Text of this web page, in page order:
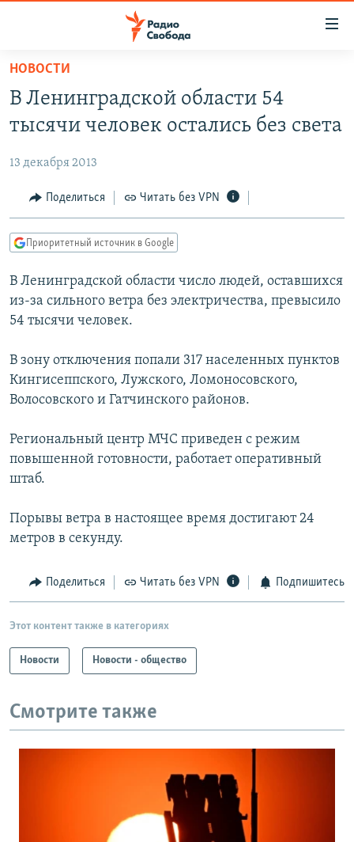
упрощенного
доступа
основному
Вернутся
главной
навигации
Вернутся
поиску
ЦИТАТЫ СВОБОДЫ
МНЕНИЯ
IDEL.РЕАЛИИ
КАВКАЗ.РЕАЛИИ
СЕВЕР.РЕАЛИИ
РАСПИСАНИЕ ВЕЩАНИЯ
ПОДПИШИТЕСЬ НА РАССЫЛКУ
СОЦИАЛЬНЫЕ СЕТИ
Все сайты РСЕ/РС
НОВОСТИ
В Ленинградской области 54
тысячи человек остались без света
13 декабря 2013
Поделиться Читать без VPN
Приоритетный источник в Google
В Ленинградской области число людей, оставшихся
из-за сильного ветра без электричества, превысило
54 тысячи человек.
В зону отключения попали 317 населенных пунктов
Кингисеппского, Лужского, Ломоносовского,
Волосовского и Гатчинского районов.
Региональный центр МЧС приведен с режим
повышенной готовности, работает оперативный
штаб.
Порывы ветра в настоящее время достигают 24
метров в секунду.
Поделиться Читать без VPN Подпишитесь
Этот контент также в категориях
Новости Новости - общество
Смотрите также